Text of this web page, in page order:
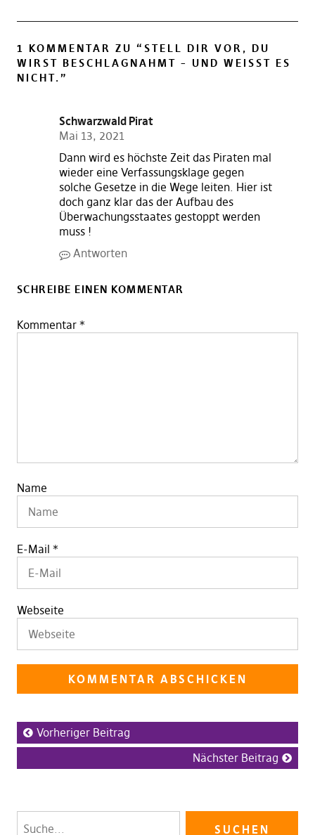
1 KOMMENTAR ZU “ STELL DIR VOR, DU
WIRST BESCHLAGNAHMT – UND WEISST ES N
ICHT. ”
Schwarzwald Pirat
Mai 13, 2021
Dann wird es höchste Zeit das Piraten mal
wieder eine Verfassungsklage gegen
solche Gesetze in die Wege leiten. Hier ist
doch ganz klar das der Aufbau des
Überwachungsstaates gestoppt werden
muss !
Antworten
SCHREIBE EINEN KOMMENTAR
Kommentar *
Name
E-Mail *
Webseite
Vorheriger Beitrag
Nächster Beitrag